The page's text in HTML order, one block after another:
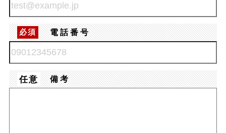
必須 電話番号
任意 備考